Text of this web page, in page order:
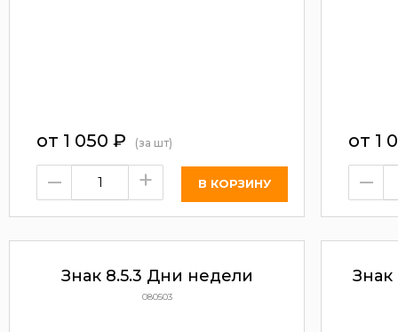
от 1 050 ₽ (за шт)
– +
от 1
–
Знак 8.5.3 Дни недели
080503